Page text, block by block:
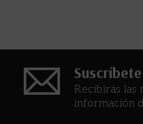
Recibirás las
información